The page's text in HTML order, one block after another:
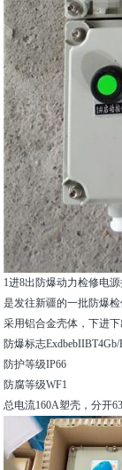
1进8出防爆动力检修电
是发往新疆的一批防爆
采用铝合金壳体，下进
防爆标志
防护等级IP66
防腐等级WF1
总电流160A塑壳，分开